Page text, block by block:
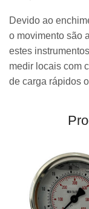
Devido ao
o movimento são
estes
medir locais com
de carga rápidos